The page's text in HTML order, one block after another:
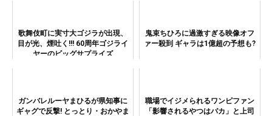
歌舞伎町に実寸大ゴジラが出現、
目が光、煙吐く!!! 60周年ゴジライ
ヤーのビッグサプライズ
鬼束ちひろに過激すぎる映像オフ
ァー殺到 ギャラは1億超の予想も?
ガンバレルーヤまひるが県知事に
ギャグで反撃! とっとり・おかやま
職場でイジメられるワンピファン
「影響されるやつはバカ」と上司